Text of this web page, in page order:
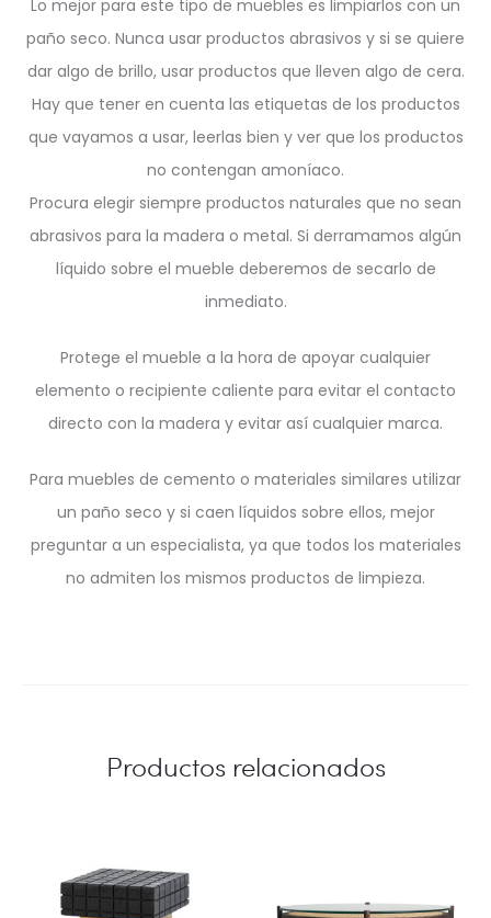
Lo mejor para este tipo de muebles es limpiarlos con un
paño seco. Nunca usar productos abrasivos y si se quiere
dar algo de brillo, usar productos que lleven algo de cera.
Hay que tener en cuenta las etiquetas de los productos
que vayamos a usar, leerlas bien y ver que los productos
no contengan amoníaco.
Procura elegir siempre productos naturales que no sean
abrasivos para la madera o metal. Si derramamos algún
líquido sobre el mueble deberemos de secarlo de
inmediato.
Protege el mueble a la hora de apoyar cualquier
elemento o recipiente caliente para evitar el contacto
directo con la madera y evitar así cualquier marca.
Para muebles de cemento o materiales similares utilizar
un paño seco y si caen líquidos sobre ellos, mejor
preguntar a un especialista, ya que todos los materiales
no admiten los mismos productos de limpieza.
Productos relacionados